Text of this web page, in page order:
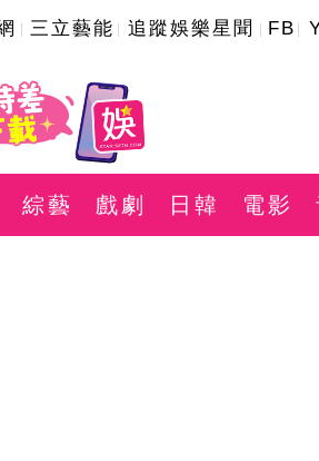
三立藝能 追蹤娛樂星聞 FB
綜藝 戲劇 日韓 電影